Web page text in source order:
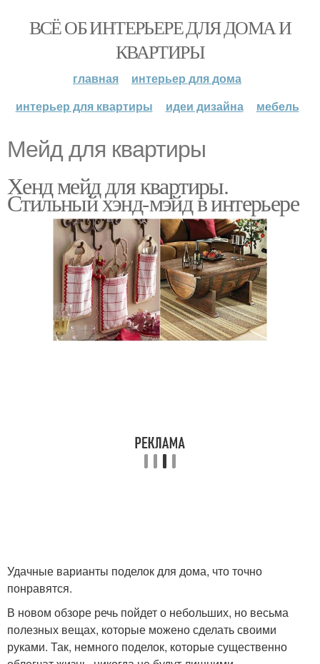
ВСЁ ОБ ИНТЕРЬЕРЕ ДЛЯ ДОМА И
КВАРТИРЫ
главная
интерьер для дома
интерьер для квартиры
идеи дизайна мебель
Мейд для квартиры
Хенд мейд для квартиры.
Стильный хэнд-мэйд в интерьере
Удачные варианты поделок для дома, что точно
понравятся.
В новом обзоре речь пойдет о небольших, но весьма
полезных вещах, которые можено сделать своими
руками. Так, немного поделок, которые существенно